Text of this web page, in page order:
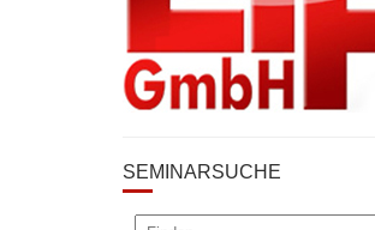
SEMINARSUCHE